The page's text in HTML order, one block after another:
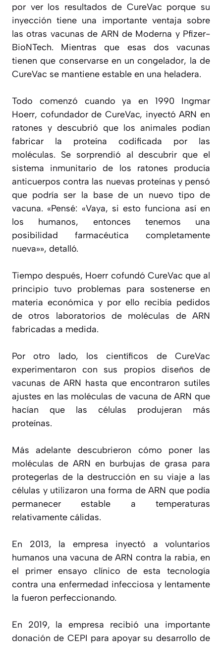
por ver los resultados de CureVac porque su
inyección tiene una importante ventaja sobre
las otras vacunas de ARN de Moderna y Pfizer-
BioNTech. Mientras que esas dos vacunas
tienen que conservarse en un congelador, la de
CureVac se mantiene estable en una heladera.
Todo comenzó cuando ya en 1990 Ingmar
Hoerr, cofundador de CureVac, inyectó ARN en
ratones y descubrió que los animales podían
fabricar la proteína codificada por las
moléculas. Se sorprendió al descubrir que el
sistema inmunitario de los ratones producía
anticuerpos contra las nuevas proteínas y pensó
que podría ser la base de un nuevo tipo de
vacuna. «Pensé: «Vaya, si esto funciona así en
los humanos, entonces tenemos una
posibilidad farmacéutica completamente
nueva»», detalló.
Tiempo después, Hoerr cofundó CureVac que al
principio tuvo problemas para sostenerse en
materia económica y por ello recibía pedidos
de otros laboratorios de moléculas de ARN
fabricadas a medida.
Por otro lado, los científicos de CureVac
experimentaron con sus propios diseños de
vacunas de ARN hasta que encontraron sutiles
ajustes en las moléculas de vacuna de ARN que
hacían que las células produjeran más
proteínas.
Más adelante descubrieron cómo poner las
moléculas de ARN en burbujas de grasa para
protegerlas de la destrucción en su viaje a las
células y utilizaron una forma de ARN que podía
permanecer estable a temperaturas
relativamente cálidas.
En 2013, la empresa inyectó a voluntarios
humanos una vacuna de ARN contra la rabia, en
el primer ensayo clínico de esta tecnología
contra una enfermedad infecciosa y lentamente
la fueron perfeccionando.
En 2019, la empresa recibió una importante
donación de CEPI para apoyar su desarrollo de